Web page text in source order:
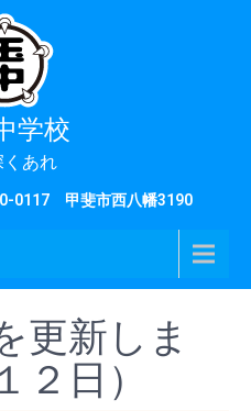
学校
くあれ
0117 甲斐市西八幡3190
更新しま
２日）